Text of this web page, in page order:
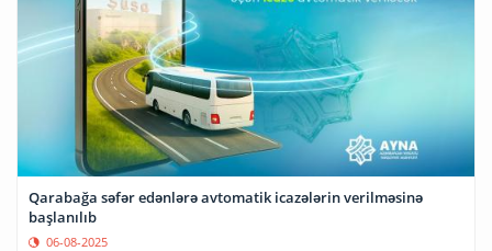
Qarabağa səfər edənlərə avtomatik icazələrin verilməsinə
başlanılıb
06-08-2025